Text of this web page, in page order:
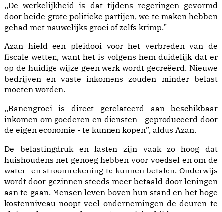
,,De werkelijkheid is dat tijdens regeringen gevormd
door beide grote politieke partijen, we te maken hebben
gehad met nauwelijks groei of zelfs krimp.”
Azan hield een pleidooi voor het verbreden van de
fiscale wetten, want het is volgens hem duidelijk dat er
op de huidige wijze geen werk wordt gecreëerd. Nieuwe
bedrijven en vaste inkomens zouden minder belast
moeten worden.
,,Banengroei is direct gerelateerd aan beschikbaar
inkomen om goederen en diensten - geproduceerd door
de eigen economie - te kunnen kopen”, aldus Azan.
De belastingdruk en lasten zijn vaak zo hoog dat
huishoudens net genoeg hebben voor voedsel en om de
water- en stroomrekening te kunnen betalen. Onderwijs
wordt door gezinnen steeds meer betaald door leningen
aan te gaan. Mensen leven boven hun stand en het hoge
kostenniveau noopt veel ondernemingen de deuren te